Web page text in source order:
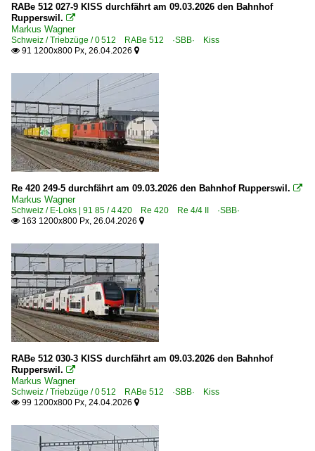
RABe 512 027-9 KISS durchfährt am 09.03.2026 den Bahnhof
Rupperswil. 
Markus Wagner
Schweiz / Triebzüge / 0 512 RABe 512 ·SBB· Kiss
 91 1200x800 Px, 26.04.2026 
Re 420 249-5 durchfährt am 09.03.2026 den Bahnhof Rupperswil. 
Markus Wagner
Schweiz / E-Loks | 91 85 / 4 420 Re 420 Re 4/4 II ·SBB·
 163 1200x800 Px, 26.04.2026 
RABe 512 030-3 KISS durchfährt am 09.03.2026 den Bahnhof
Rupperswil. 
Markus Wagner
Schweiz / Triebzüge / 0 512 RABe 512 ·SBB· Kiss
 99 1200x800 Px, 24.04.2026 